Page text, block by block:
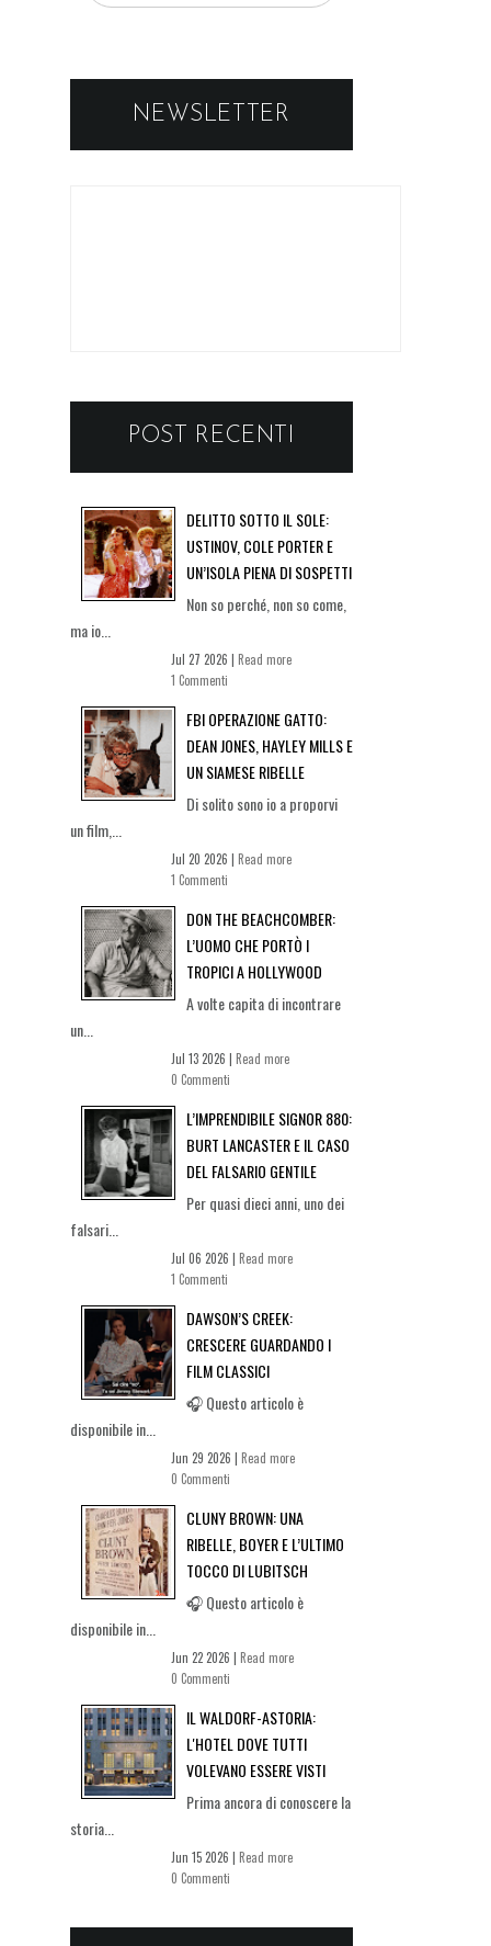
NEWSLETTER
POST RECENTI
DELITTO SOTTO IL SOLE:
USTINOV, COLE PORTER E
UN’ISOLA PIENA DI SOSPETTI
Non so perché, non so come,
ma io...
Jul 27 2026 | Read more
1 Commenti
FBI OPERAZIONE GATTO:
DEAN JONES, HAYLEY MILLS E
UN SIAMESE RIBELLE
Di solito sono io a proporvi
un film,...
Jul 20 2026 | Read more
1 Commenti
DON THE BEACHCOMBER:
L’UOMO CHE PORTÒ I
TROPICI A HOLLYWOOD
A volte capita di incontrare
un...
Jul 13 2026 | Read more
0 Commenti
L’IMPRENDIBILE SIGNOR 880:
BURT LANCASTER E IL CASO
DEL FALSARIO GENTILE
Per quasi dieci anni, uno dei
falsari...
Jul 06 2026 | Read more
1 Commenti
DAWSON’S CREEK:
CRESCERE GUARDANDO I
FILM CLASSICI
🎧 Questo articolo è
disponibile in...
Jun 29 2026 | Read more
0 Commenti
CLUNY BROWN: UNA
RIBELLE, BOYER E L’ULTIMO
TOCCO DI LUBITSCH
🎧 Questo articolo è
disponibile in...
Jun 22 2026 | Read more
0 Commenti
IL WALDORF-ASTORIA:
L'HOTEL DOVE TUTTI
VOLEVANO ESSERE VISTI
Prima ancora di conoscere la
storia...
Jun 15 2026 | Read more
0 Commenti